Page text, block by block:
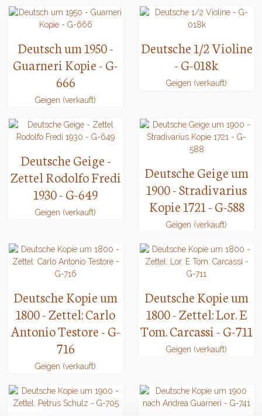
Deutsch um 1950 -
Guarneri Kopie - G-
666
Geigen (verkauft)
Deutsche 1/2 Violine
- G-018k
Geigen (verkauft)
Deutsche Geige -
Zettel Rodolfo Fredi
1930 - G-649
Geigen (verkauft)
Deutsche Geige um
1900 - Stradivarius
Kopie 1721 - G-588
Geigen (verkauft)
Deutsche Kopie um
1800 - Zettel: Carlo
Antonio Testore - G-
716
Geigen (verkauft)
Deutsche Kopie um
1800 - Zettel: Lor. E
Tom. Carcassi - G-711
Geigen (verkauft)